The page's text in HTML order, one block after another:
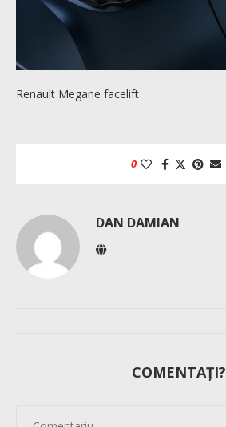
Renault Megane facelift
0
DAN DAMIAN
COMENTAȚI?